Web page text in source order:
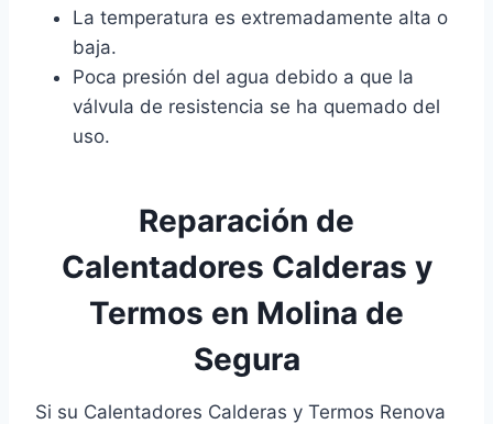
La temperatura es extremadamente alta o
baja.
Poca presión del agua debido a que la
válvula de resistencia se ha quemado del
uso.
Reparación de
Calentadores Calderas y
Termos en Molina de
Segura
Si su Calentadores Calderas y Termos Renova